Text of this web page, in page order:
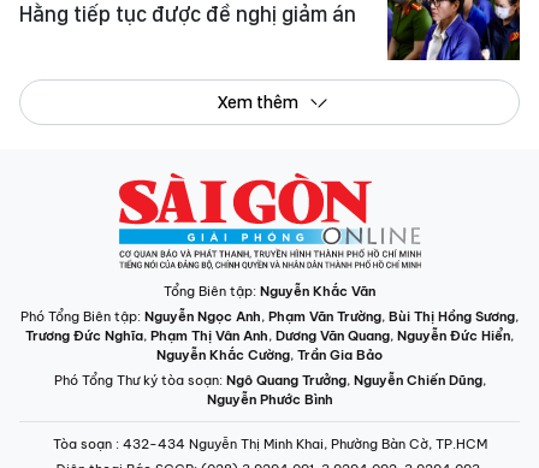
Hằng tiếp tục được đề nghị giảm án
Xem thêm
Tổng Biên tập: Nguyễn Khắc Văn
Phó Tổng Biên tập: Nguyễn Ngọc Anh, Phạm Văn Trường, Bùi Thị Hồng Sương,
Trương Đức Nghĩa, Phạm Thị Vân Anh, Dương Văn Quang, Nguyễn Đức Hiển,
Nguyễn Khắc Cường, Trần Gia Bảo
Phó Tổng Thư ký tòa soạn: Ngô Quang Trưởng, Nguyễn Chiến Dũng,
Nguyễn Phước Bình
Tòa soạn : 432-434 Nguyễn Thị Minh Khai, Phường Bàn Cờ, TP.HCM